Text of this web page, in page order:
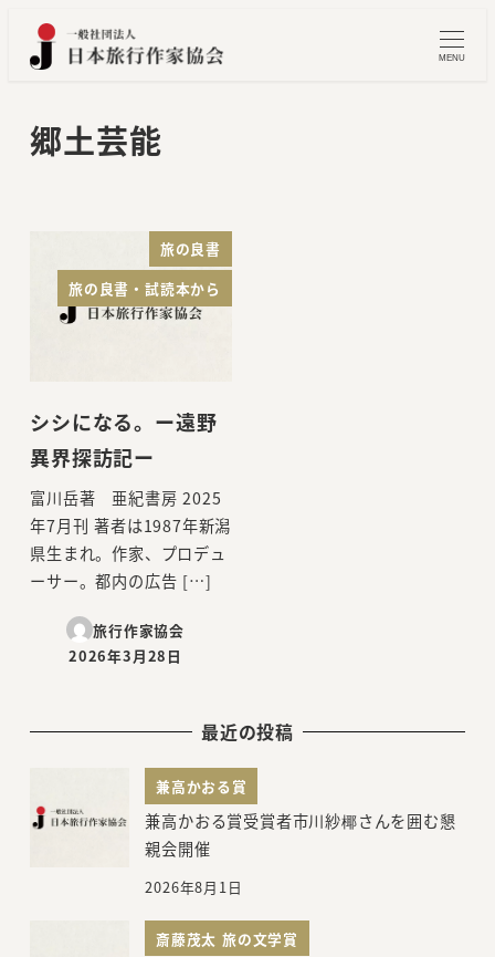
MENU
郷土芸能
旅の良書
旅の良書・試読本から
シシになる。ー遠野
異界探訪記ー
富川岳著 亜紀書房 2025
年7月刊 著者は1987年新潟
県生まれ。作家、プロデュ
ーサー。都内の広告 […]
旅行作家協会
投稿日
2026年3月28日
最近の投稿
兼高かおる賞
兼高かおる賞受賞者市川紗椰さんを囲む懇
親会開催
2026年8月1日
斎藤茂太 旅の文学賞